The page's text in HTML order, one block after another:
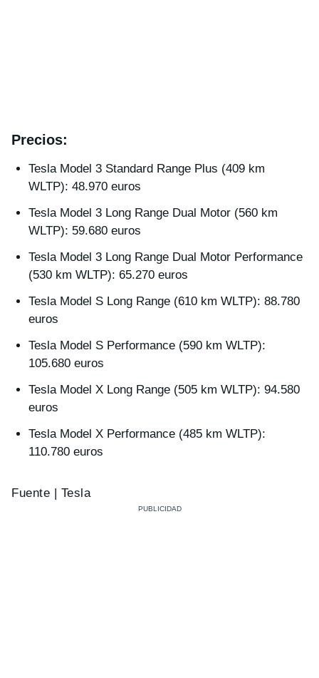
Precios:
Tesla Model 3 Standard Range Plus (409 km
WLTP): 48.970 euros
Tesla Model 3 Long Range Dual Motor (560 km
WLTP): 59.680 euros
Tesla Model 3 Long Range Dual Motor Performance
(530 km WLTP): 65.270 euros
Tesla Model S Long Range (610 km WLTP): 88.780
euros
Tesla Model S Performance (590 km WLTP):
105.680 euros
Tesla Model X Long Range (505 km WLTP): 94.580
euros
Tesla Model X Performance (485 km WLTP):
110.780 euros
Fuente | Tesla